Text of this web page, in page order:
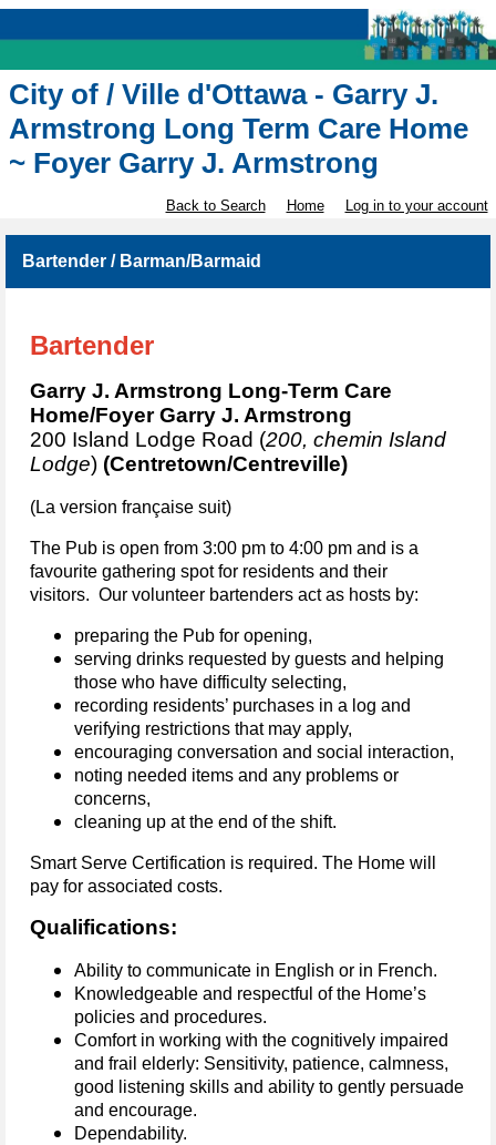
City of / Ville d'Ottawa - Garry J.
Armstrong Long Term Care Home
~ Foyer Garry J. Armstrong
Back to Search Home Log in to your account
Bartender / Barman/Barmaid
Bartender
Garry J. Armstrong Long-Term Care
Home/Foyer Garry J. Armstrong
200 Island Lodge Road (200, chemin Island
Lodge) (Centretown/Centreville)
(La version française suit)
The Pub is open from 3:00 pm to 4:00 pm and is a
favourite gathering spot for residents and their
visitors. Our volunteer bartenders act as hosts by:
preparing the Pub for opening,
serving drinks requested by guests and helping
those who have difficulty selecting,
recording residents’ purchases in a log and
verifying restrictions that may apply,
encouraging conversation and social interaction,
noting needed items and any problems or
concerns,
cleaning up at the end of the shift.
Smart Serve Certification is required. The Home will
pay for associated costs.
Qualifications:
Ability to communicate in English or in French.
Knowledgeable and respectful of the Home’s
policies and procedures.
Comfort in working with the cognitively impaired
and frail elderly: Sensitivity, patience, calmness,
good listening skills and ability to gently persuade
and encourage.
Dependability.